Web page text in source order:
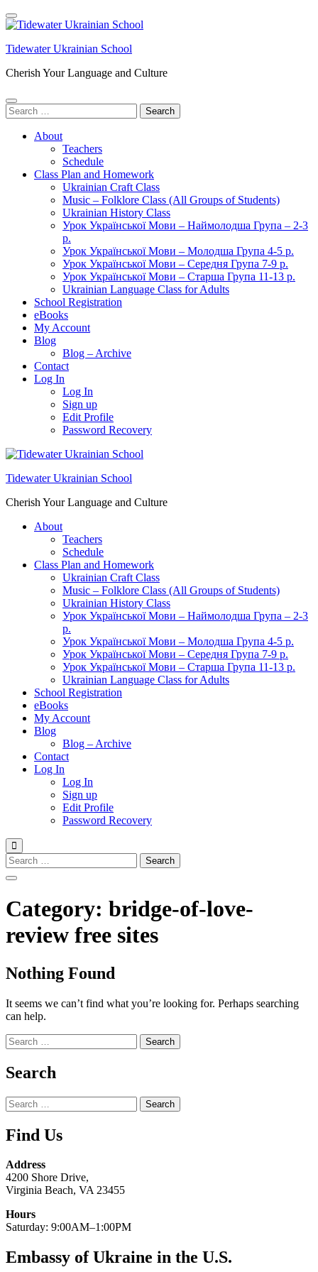
Skip
to
(Press
Tidewater Ukrainian School
Cherish Your Language and Culture
Search
for:
About
Teachers
Schedule
Class Plan and Homework
Ukrainian Craft Class
Music – Folklore Class (All Groups of Students)
Ukrainian History Class
Урок Української Мови – Наймолодша Група – 2-3
р.
Урок Української Мови – Молодша Група 4-5 р.
Урок Української Мови – Середня Група 7-9 р.
Урок Української Мови – Старша Група 11-13 р.
Ukrainian Language Class for Adults
School Registration
eBooks
My Account
Blog
Blog – Archive
Contact
Log In
Log In
Sign up
Edit Profile
Password Recovery
Tidewater Ukrainian School
Cherish Your Language and Culture
About
Teachers
Schedule
Class Plan and Homework
Ukrainian Craft Class
Music – Folklore Class (All Groups of Students)
Ukrainian History Class
Урок Української Мови – Наймолодша Група – 2-3
р.
Урок Української Мови – Молодша Група 4-5 р.
Урок Української Мови – Середня Група 7-9 р.
Урок Української Мови – Старша Група 11-13 р.
Ukrainian Language Class for Adults
School Registration
eBooks
My Account
Blog
Blog – Archive
Contact
Log In
Log In
Sign up
Edit Profile
Password Recovery
Search
for:
Category: bridge-of-love-
review free sites
Nothing Found
It seems we can’t find what you’re looking for. Perhaps searching
can help.
Search
for:
Search
Search
for:
Find Us
Address
4200 Shore Drive,
Virginia Beach, VA 23455
Hours
Saturday: 9:00AM–1:00PM
Embassy of Ukraine in the U.S.